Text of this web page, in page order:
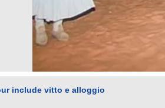
include vitto e alloggio